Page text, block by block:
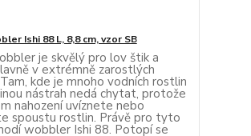
Ishi 88 L, 8,8 cm, vzor SB
je skvělý pro lov štik a
v extrémně zarostlých
kde je mnoho vodních rostlin
nástrah nedá chytat, protože
nahození uvíznete nebo
spoustu rostlin. Právě pro tyto
wobbler Ishi 88. Potopí se